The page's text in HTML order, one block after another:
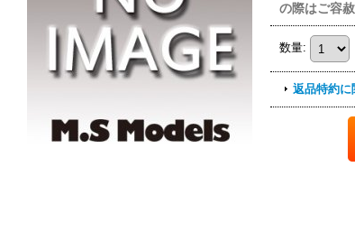
の際はご容赦
数量:
返品特約に